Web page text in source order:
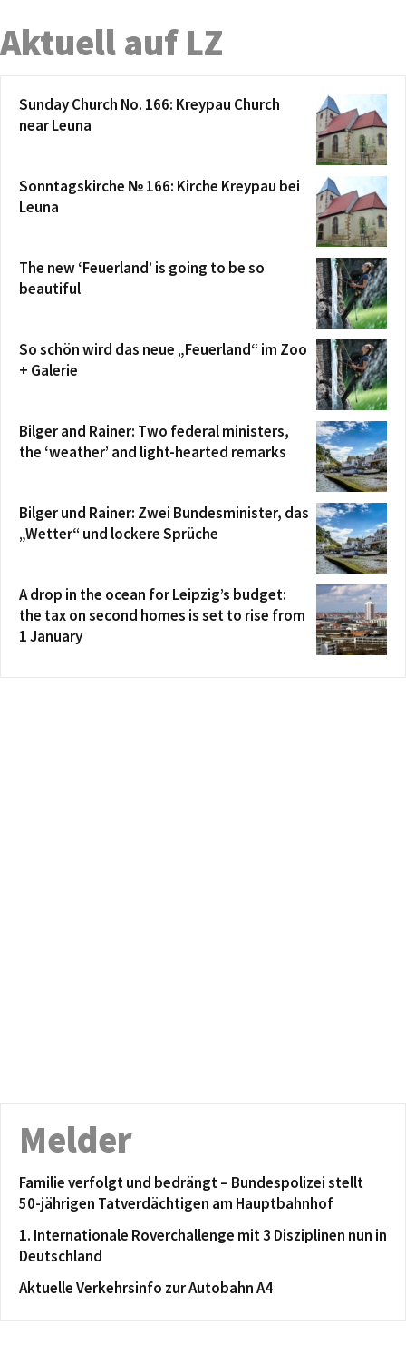
Aktuell auf LZ
Sunday Church No. 166: Kreypau Church
near Leuna
Sonntagskirche № 166: Kirche Kreypau bei
Leuna
The new ‘Feuerland’ is going to be so
beautiful
So schön wird das neue „Feuerland“ im Zoo
+ Galerie
Bilger and Rainer: Two federal ministers,
the ‘weather’ and light-hearted remarks
Bilger und Rainer: Zwei Bundesminister, das
„Wetter“ und lockere Sprüche
A drop in the ocean for Leipzig’s budget:
the tax on second homes is set to rise from
1 January
Melder
Familie verfolgt und bedrängt – Bundespolizei stellt
50-jährigen Tatverdächtigen am Hauptbahnhof
1. Internationale Roverchallenge mit 3 Disziplinen nun in
Deutschland
Aktuelle Verkehrsinfo zur Autobahn A4